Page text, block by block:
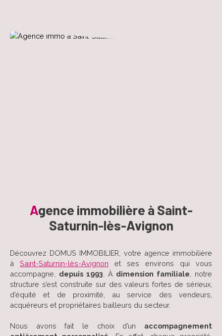
Agence immobilière à Saint-
Saturnin-lès-Avignon
Découvrez DOMUS IMMOBILIER, votre agence immobilière
à Saint-Saturnin-lès-Avignon et ses environs qui vous
accompagne, depuis 1993 . À dimension familiale , notre
structure s’est construite sur des valeurs fortes de sérieux,
d’équité et de proximité, au service des vendeurs,
acquéreurs et propriétaires bailleurs du secteur.
Nous avons fait le choix d’un accompagnement